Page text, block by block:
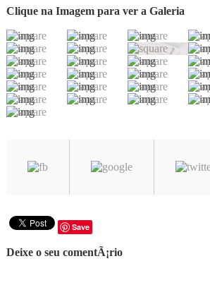
Clique na Imagem para ver a Galeria
Save
Deixe o seu comentÃ¡rio